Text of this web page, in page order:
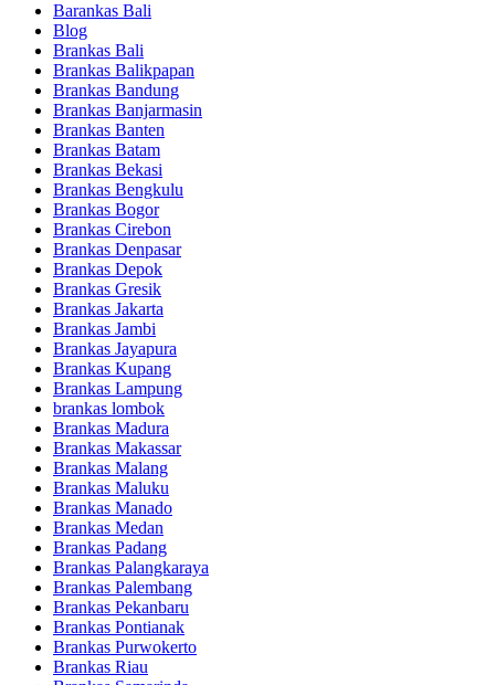
Barankas Bali
Blog
Brankas Bali
Brankas Balikpapan
Brankas Bandung
Brankas Banjarmasin
Brankas Banten
Brankas Batam
Brankas Bekasi
Brankas Bengkulu
Brankas Bogor
Brankas Cirebon
Brankas Denpasar
Brankas Depok
Brankas Gresik
Brankas Jakarta
Brankas Jambi
Brankas Jayapura
Brankas Kupang
Brankas Lampung
brankas lombok
Brankas Madura
Brankas Makassar
Brankas Malang
Brankas Maluku
Brankas Manado
Brankas Medan
Brankas Padang
Brankas Palangkaraya
Brankas Palembang
Brankas Pekanbaru
Brankas Pontianak
Brankas Purwokerto
Brankas Riau